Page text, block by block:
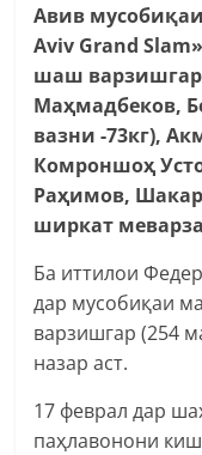
Авив
Aviv Grand
шаш
Маҳмадбеков,
вазни -73кг),
Комроншоҳ
Раҳимов,
ширкат
Ба иттилои
дар мусобиқаи
варзишгар (254
назар аст.
17 феврал дар
паҳлавонони